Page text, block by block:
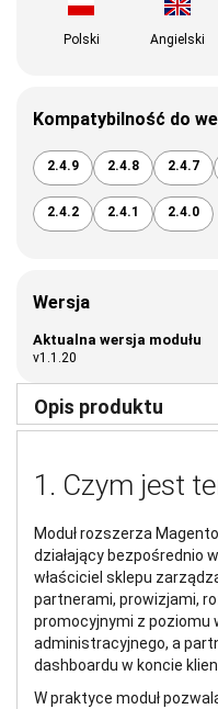
Polski Angielski
Kompatybilność do
2.4.9 2.4.8 2.4.7
2.4.2 2.4.1 2.4.0
Wersja
Aktualna wersja modułu
v1.1.20
Opis produktu
1. Czym jest
Moduł rozszerza
działający bezpośrednio
właściciel sklepu
partnerami, prowizjami,
promocyjnymi z poziomu
administracyjnego, a
dashboardu w koncie
W praktyce moduł